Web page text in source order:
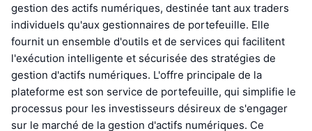
gestion des actifs numériques, destinée tant aux traders
individuels qu'aux gestionnaires de portefeuille. Elle
fournit un ensemble d'outils et de services qui facilitent
l'exécution intelligente et sécurisée des stratégies de
gestion d'actifs numériques. L'offre principale de la
plateforme est son service de portefeuille, qui simplifie le
processus pour les investisseurs désireux de s'engager
sur le marché de la gestion d'actifs numériques. Ce